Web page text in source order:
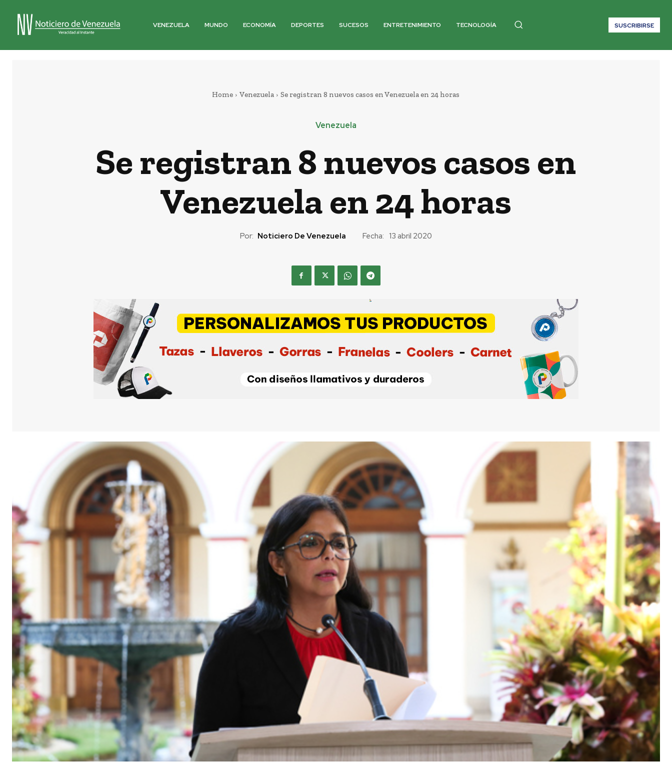
VENEZUELA MUNDO ECONOMÍA DEPORTES SUCESOS ENTRETENIMIENTO TECNOLOGÍA SUSCRIBIRSE
Home Venezuela Se registran 8 nuevos casos en Venezuela en 24 horas
Venezuela
Se registran 8 nuevos casos en
Venezuela en 24 horas
Por: Noticiero De Venezuela Fecha: 13 abril 2020